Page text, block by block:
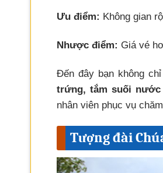
Ưu điểm: Không gian
Nhược điểm: Giá vé
Đến đây bạn không
trứng, tắm suối
nhân viên phục vụ
Tượng đài